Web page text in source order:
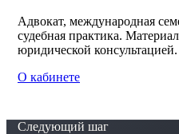
Адвокат, международная
судебная практика.
юридической консультацией.
О кабинете
Следующий шаг